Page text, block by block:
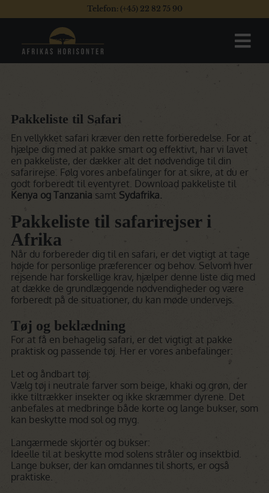
Telefon: (+45) 22 82 75 90
Pakkeliste til Safari
En vellykket safari kræver den rette forberedelse. For at
hjælpe dig med at pakke smart og effektivt, har vi lavet
en pakkeliste, der dækker alt det nødvendige til din
safarirejse. Følg vores anbefalinger for at sikre, at du er
godt forberedt til eventyret. Download pakkeliste til
Kenya og Tanzania samt Sydafrika.
Pakkeliste til safarirejser i
Afrika
Når du forbereder dig til en safari, er det vigtigt at tage
højde for personlige præferencer og behov. Selvom hver
rejsende har forskellige krav, hjælper denne liste dig med
at dække de grundlæggende nødvendigheder og være
forberedt på de situationer, du kan møde undervejs.
Tøj og beklædning
For at få en behagelig safari, er det vigtigt at pakke
praktisk og passende tøj. Her er vores anbefalinger:
Let og åndbart tøj:
Vælg tøj i neutrale farver som beige, khaki og grøn, der
ikke tiltrækker insekter og ikke skræmmer dyrene. Det
anbefales at medbringe både korte og lange bukser, som
kan beskytte mod sol og myg.
Langærmede skjorter og bukser:
Ideelle til at beskytte mod solens stråler og insektbid.
Lange bukser, der kan omdannes til shorts, er også
praktiske.